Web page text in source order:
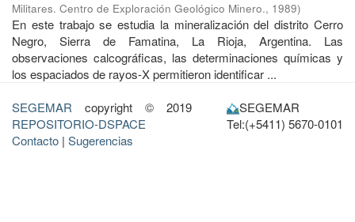
Militares. Centro de Exploración Geológico Minero., 1989)
En este trabajo se estudia la mineralización del distrito Cerro
Negro, Sierra de Famatina, La Rioja, Argentina. Las
observaciones calcográficas, las determinaciones químicas y
los espaciados de rayos-X permitieron identificar ...
SEGEMAR copyright © 2019
REPOSITORIO-DSPACE
Contacto | Sugerencias
SEGEMAR
Tel:(+5411) 5670-0101